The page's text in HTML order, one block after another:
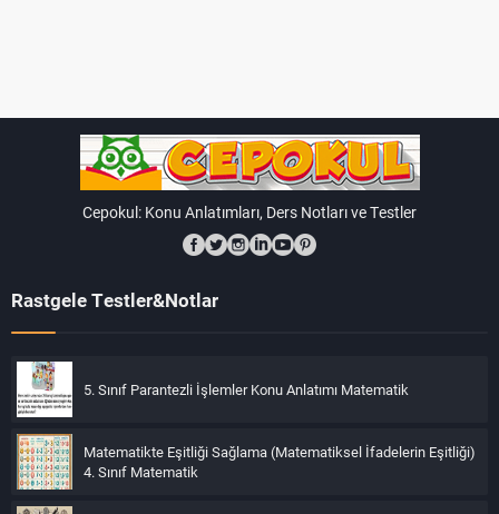
öğrencilerin ölçme ve problem çözme becerilerini geliştirir.
Uzunluk ölçme konuları, dördüncü sınıf öğrencilerinin temel
matematiksel becerilerini güçlendirir ve onların günlük
yaşamda karşılaşacakları ölçme işlemlerini daha iyi
Cepokul: Konu Anlatımları, Ders Notları ve Testler
Rastgele Testler&Notlar
5. Sınıf Parantezli İşlemler Konu Anlatımı Matematik
Matematikte Eşitliği Sağlama (Matematiksel İfadelerin Eşitliği)
4. Sınıf Matematik